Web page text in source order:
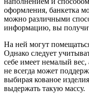
оформления, банкетка
можно различными
информацию, вы
На ней могут
Однако следует
себе имеет немалый вес,
не всегда может
выбирая кованое
выдержать такую массу.